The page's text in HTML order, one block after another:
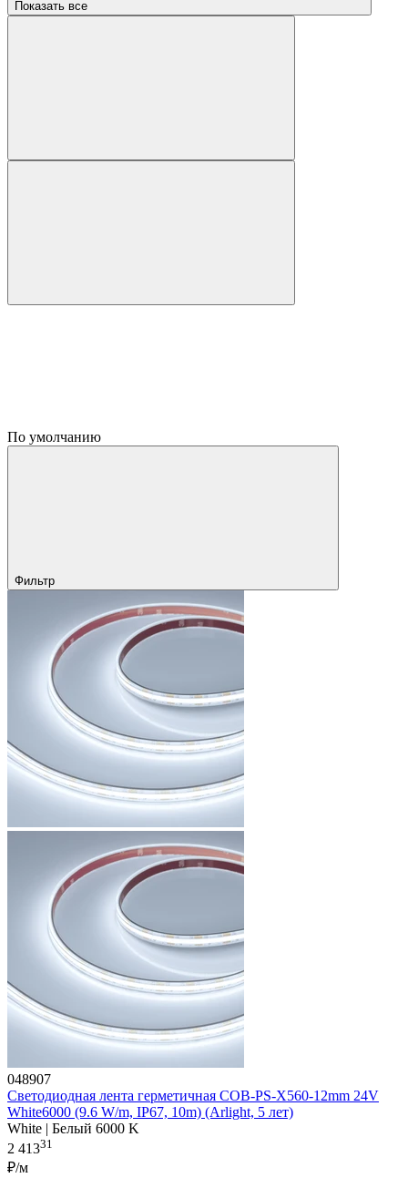
Показать все
По умолчанию
Фильтр
048907
Светодиодная лента герметичная COB-PS-X560-12mm 24V
White6000 (9.6 W/m, IP67, 10m) (Arlight, 5 лет)
White | Белый 6000 K
2 41331
₽/м